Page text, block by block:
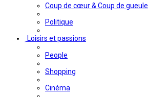
Coup de cœur & Coup de gueule
Politique
Loisirs et passions
People
Shopping
Cinéma